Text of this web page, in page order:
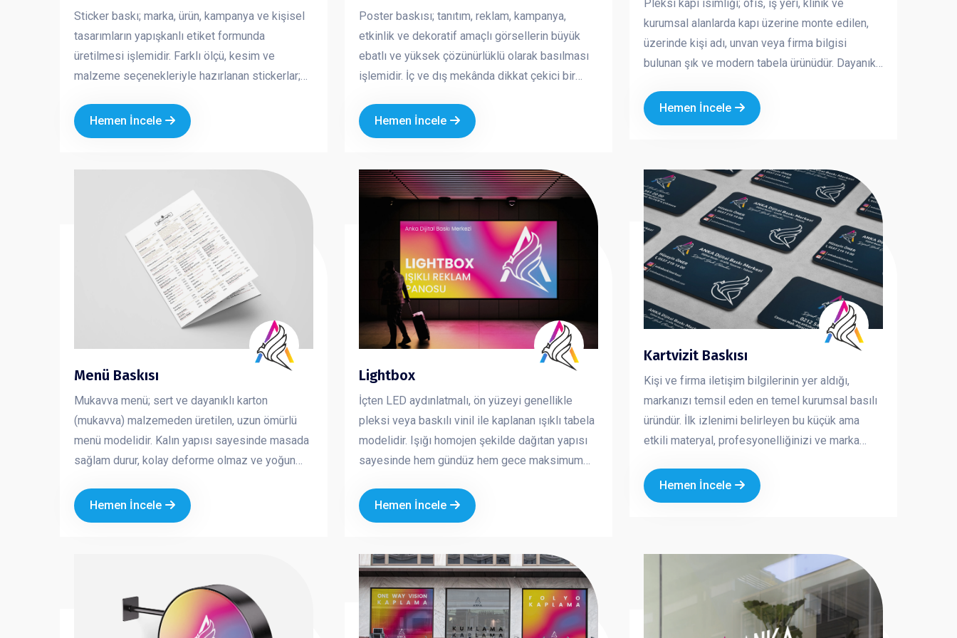
Sticker baskı; marka, ürün, kampanya ve kişisel
tasarımların yapışkanlı etiket formunda
üretilmesi işlemidir. Farklı ölçü, kesim ve
malzeme seçenekleriyle hazırlanan stickerlar;
pratik ve etkili tanıtım ürünleridir. Kurumsal logo
ve özel tasarımla üretilen sticker baskılar,
Hemen İncele
Poster baskısı; tanıtım, reklam, kampanya,
etkinlik ve dekoratif amaçlı görsellerin büyük
ebatlı ve yüksek çözünürlüklü olarak basılması
işlemidir. İç ve dış mekânda dikkat çekici bir
mesajını hızlı ve etkili şekilde iletmesini sağlar.
Kurumsal tasarım ve kaliteli baskı teknikleriyle
güçlü bir imaj oluşturmasına katkı sağlar.
Hemen İncele
Pleksi kapı isimliği; ofis, iş yeri, klinik ve
kurumsal alanlarda kapı üzerine monte edilen,
üzerinde kişi adı, unvan veya firma bilgisi
bulunan şık ve modern tabela ürünüdür. Dayanıklı
ömürlü yapısıyla hem iç hem dış mekânda
güvenle kullanılabilir. Kurumsal logo ve özel
bir görünüm sunmasına katkı sağlar.
Hemen İncele
Menü Baskısı
Mukavva menü; sert ve dayanıklı karton
(mukavva) malzemeden üretilen, uzun ömürlü
menü modelidir. Kalın yapısı sayesinde masada
sağlam durur, kolay deforme olmaz ve yoğun
işletmeleri için hem şık hem de pratik bir
çözümdür. Marka kimliğinizi güçlü ve düzenli bir
Hemen İncele
Lightbox
İçten LED aydınlatmalı, ön yüzeyi genellikle
pleksi veya baskılı vinil ile kaplanan ışıklı tabela
modelidir. Işığı homojen şekilde dağıtan yapısı
sayesinde hem gündüz hem gece maksimum
ve kurumsal alanlarda en çok tercih edilen
tabela çözümlerinden biridir. Dikkat çekici, net
Hemen İncele
Kartvizit Baskısı
Kişi ve firma iletişim bilgilerinin yer aldığı,
markanızı temsil eden en temel kurumsal basılı
üründür. İlk izlenimi belirleyen bu küçük ama
etkili materyal, profesyonelliğinizi ve marka
tasarım ve özel baskı uygulamaları ile hazırlanan
kartvizitler, firmanızın prestijini artırır ve akılda
Hemen İncele